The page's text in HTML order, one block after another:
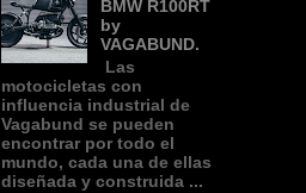
BMW R100RT
by
VAGABUND.
Las
motocicletas con
influencia industrial de
Vagabund se pueden
encontrar por todo el
mundo, cada una de ellas
diseñada y construida ...